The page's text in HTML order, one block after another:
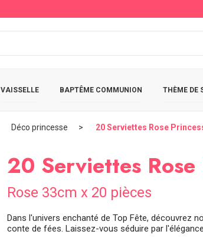
VAISSELLE BAPTÊME COMMUNION THÈME DE
Déco princesse 20 Serviettes Rose
20 Serviettes Rose
Rose 33cm x 20 pièces
Dans l'univers enchanté de Top Fête, découvrez
conte de fées. Laissez-vous séduire par